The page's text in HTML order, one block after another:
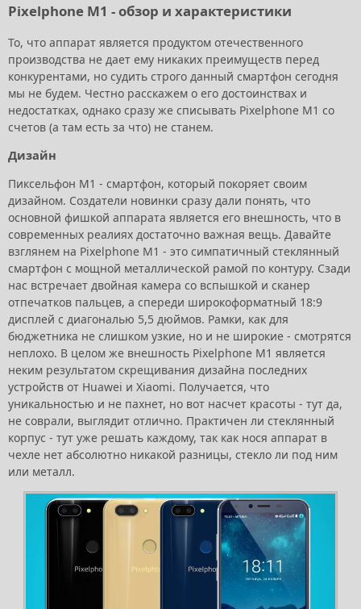
Pixelphone M1 - обзор и характеристики
То, что аппарат является продуктом отечественного
производства не дает ему никаких преимуществ перед
конкурентами, но судить строго данный смартфон сегодня
мы не будем. Честно расскажем о его достоинствах и
недостатках, однако сразу же списывать Pixelphone M1 со
счетов (а там есть за что) не станем.
Дизайн
Пиксельфон М1 - смартфон, который покоряет своим
дизайном. Создатели новинки сразу дали понять, что
основной фишкой аппарата является его внешность, что в
современных реалиях достаточно важная вещь. Давайте
взглянем на Pixelphone M1 - это симпатичный стеклянный
смартфон с мощной металлической рамой по контуру. Сзади
нас встречает двойная камера со вспышкой и сканер
отпечатков пальцев, а спереди широкоформатный 18:9
дисплей с диагональю 5,5 дюймов. Рамки, как для
бюджетника не слишком узкие, но и не широкие - смотрятся
неплохо. В целом же внешность Pixelphone M1 является
неким результатом скрещивания дизайна последних
устройств от Huawei и Xiaomi. Получается, что
уникальностью и не пахнет, но вот насчет красоты - тут да,
не соврали, выглядит отлично. Практичен ли стеклянный
корпус - тут уже решать каждому, так как нося аппарат в
чехле нет абсолютно никакой разницы, стекло ли под ним
или металл.